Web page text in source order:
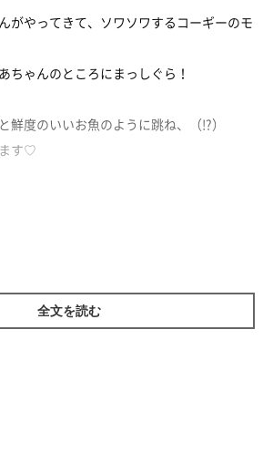
がやってきて、ソワソワするコーギーのモ
ゃんのところにまっしぐら！
鮮度のいいお魚のように跳ね、（!?）
す♡
全文を読む